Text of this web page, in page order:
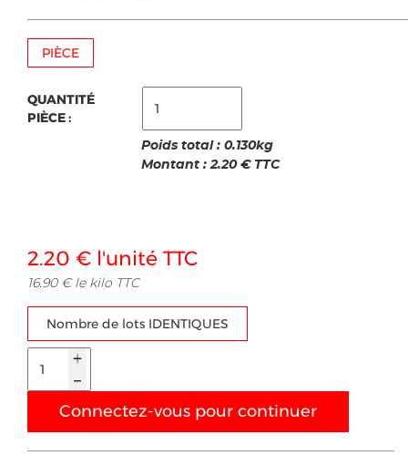
PIÈCE
QUANTITÉ
PIÈCE :
Poids total : 0.130kg
Montant :2.20€ TTC
2.20 € l'unité TTC
16.90 € le kilo TTC
Nombre de lots IDENTIQUES
Connectez-vous pour continuer